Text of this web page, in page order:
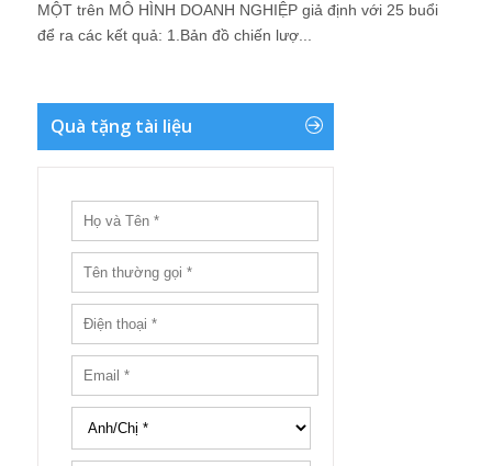
MỘT trên MÔ HÌNH DOANH NGHIỆP giả định với 25 buổi
để ra các kết quả: 1.Bản đồ chiến lượ...
Quà tặng tài liệu